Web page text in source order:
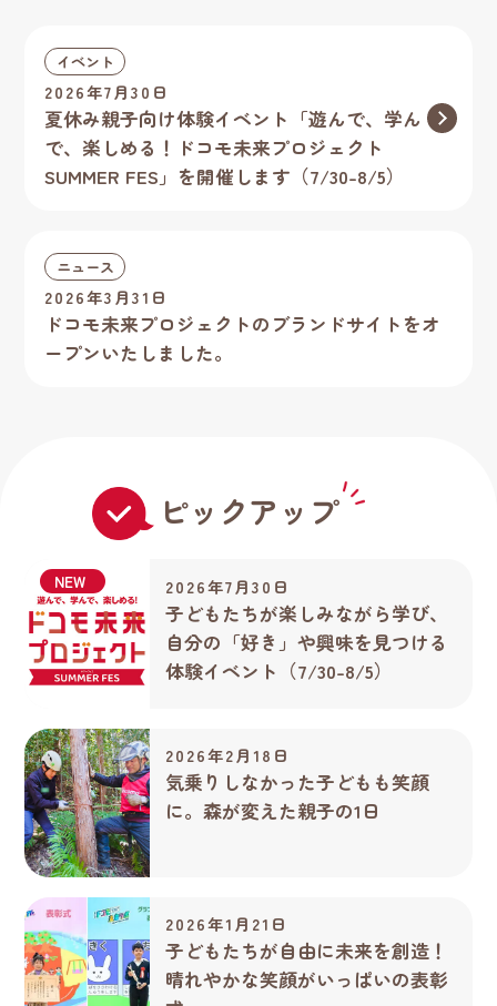
イベント
2026年7月30日
夏休み親子向け体験イベント「遊んで、学ん
で、楽しめる！ドコモ未来プロジェクト
SUMMER FES」を開催します（7/30-8/5）
ニュース
2026年3月31日
ドコモ未来プロジェクトのブランドサイトをオ
ープンいたしました。
ピックアップ
NEW 2026年7月30日
子どもたちが楽しみながら学び、
自分の「好き」や興味を見つける
体験イベント（7/30-8/5）
2026年2月18日
気乗りしなかった子どもも笑顔
に。森が変えた親子の1日
2026年1月21日
子どもたちが自由に未来を創造！
晴れやかな笑顔がいっぱいの表彰